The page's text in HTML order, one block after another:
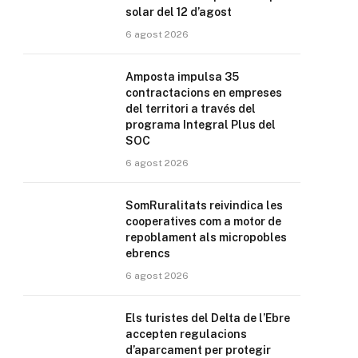
solar del 12 d’agost
6 agost 2026
Amposta impulsa 35
contractacions en empreses
del territori a través del
programa Integral Plus del
SOC
6 agost 2026
SomRuralitats reivindica les
cooperatives com a motor de
repoblament als micropobles
ebrencs
6 agost 2026
Els turistes del Delta de l’Ebre
accepten regulacions
d’aparcament per protegir